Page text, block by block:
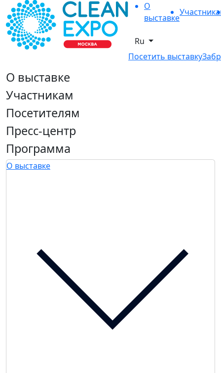
О
выставке
Ru
Посетить выставку
О выставке
Участникам
Посетителям
Пресс-центр
Программа
О выставке